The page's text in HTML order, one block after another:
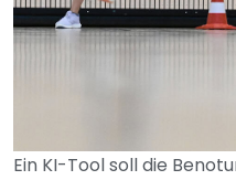
Ein KI-Tool soll die